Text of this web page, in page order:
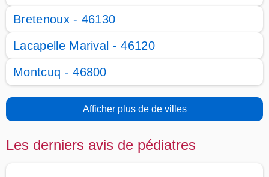
Bretenoux - 46130
Lacapelle Marival - 46120
Montcuq - 46800
Afficher plus de de villes
Les derniers avis de pédiatres